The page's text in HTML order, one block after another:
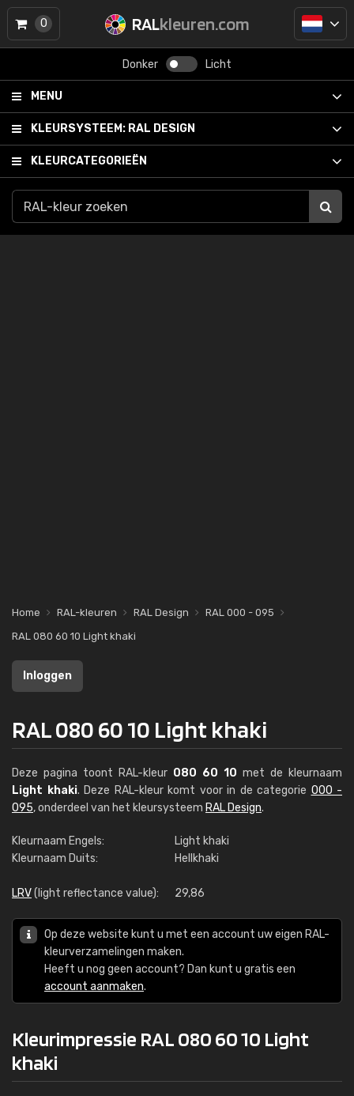
RALkleuren.com
Donker Licht
MENU
KLEURSYSTEEM: RAL DESIGN
KLEURCATEGORIEËN
0
Home RAL-kleuren RAL Design
RAL 000 - 095
RAL 080 60 10 Light khaki
Inloggen
RAL 080 60 10 Light khaki
Deze pagina toont RAL-kleur 080 60 10 met de kleurnaam
Light khaki. Deze RAL-kleur komt voor in de categorie 000 -
095, onderdeel van het kleursysteem RAL Design.
Kleurnaam Engels:
Light khaki
Kleurnaam Duits:
Hellkhaki
LRV(light reflectance value): 29,86
Op deze website kunt u met een account uw eigen RAL-
kleurverzamelingen maken.
Heeft u nog geen account? Dan kunt u gratis een
account aanmaken.
Kleurimpressie RAL 080 60 10 Light
khaki